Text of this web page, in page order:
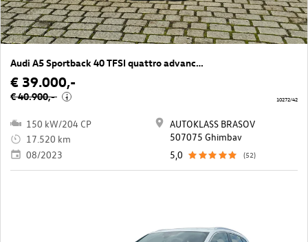
Audi A5 Sportback 40 TFSI quattro advanced
€ 39.000,-
€ 40.900,- i
150 kW/204 CP
17.520 km
08/2023
AUTOKLASS BRASOV
507075 Ghimbav
5,0
(52)
10272/42